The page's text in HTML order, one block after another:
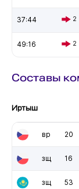
37:44 2
49:16 2
Составы
Иртыш
вр 20
зщ 16
зщ 53